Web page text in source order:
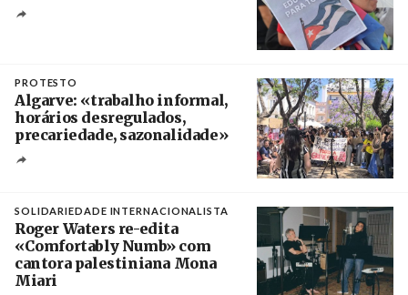
PROTESTO
Algarve: «trabalho informal,
horários desregulados,
precariedade, sazonalidade»
SOLIDARIEDADE INTERNACIONALISTA
Roger Waters re-edita
«Comfortably Numb» com
cantora palestiniana Mona
Miari